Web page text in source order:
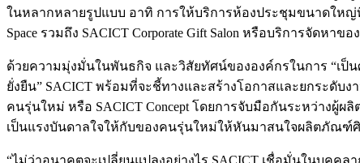
ในหลากหลายรูปแบบ อาทิ การให้บริการห้องประชุมขนาดให
Space รวมถึง SACICT Corporate Gift Salon หรือบริการจั
ด้วยความมุ่งมั่นในพันธกิจ และวิสัยทัศน์ขององค์กรในการ “เ
ยั่งยืน” SACICT พร้อมที่จะชี้ทางและสร้างโอกาสและยกระดั
คนรุ่นใหม่ หรือ SACICT Concept โดยการจับมือกันระหว่าง
เป็นแรงบันดาลใจให้กับของคนรุ่นใหม่ให้หันมาสนใจผลิตภัณฑ์
“ไม่ว่าอนาคตจะเปลี่ยนแปลงอย่างไร SACICT เชื่อมั่นในบุค